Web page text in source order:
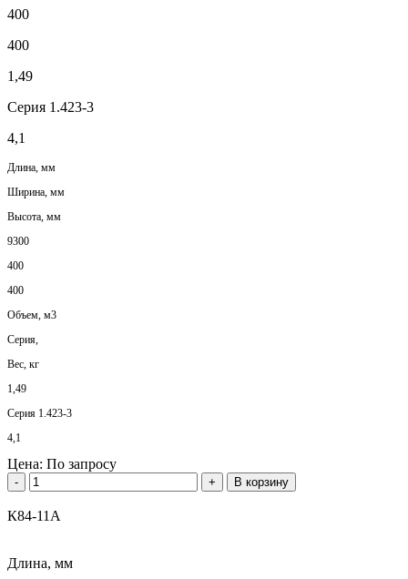
400
400
1,49
Серия 1.423-3
4,1
Длина, мм
Ширина, мм
Высота, мм
9300
400
400
Объем, м3
Серия,
Вес, кг
1,49
Серия 1.423-3
4,1
Цена: По запросу
- + В корзину
К84-11А
Длина, мм